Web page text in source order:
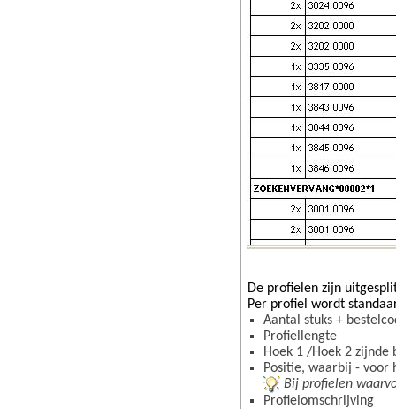
De profielen zijn
Per profiel wordt
Aantal stuks +
Profiellengte
Hoek 1 /Hoek 2
Positie, waarbij - voor
Bij profielen
Profielomschrijving